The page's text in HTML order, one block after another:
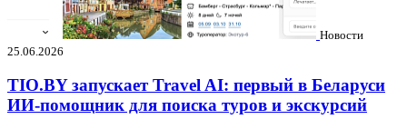
Новости
25.06.2026
TIO.BY запускает Travel AI: первый в Беларуси
ИИ-помощник для поиска туров и экскурсий